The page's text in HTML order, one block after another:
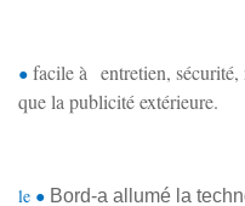
● facile à entretien,
que la publicité extérieure.
le ● Bord-a allumé la